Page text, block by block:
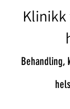
Klinikk
Behandling,